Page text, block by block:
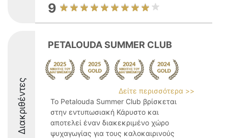
9
Διακριθέντες
PETALOUDA SUMMER CLUB
Δείτε περισσότερα >>
Το Petalouda Summer Club βρίσκεται
στην εντυπωσιακή Κάρυστο και
αποτελεί έναν διακεκριμένο χώρο
ψυχαγωγίας για τους καλοκαιρινούς